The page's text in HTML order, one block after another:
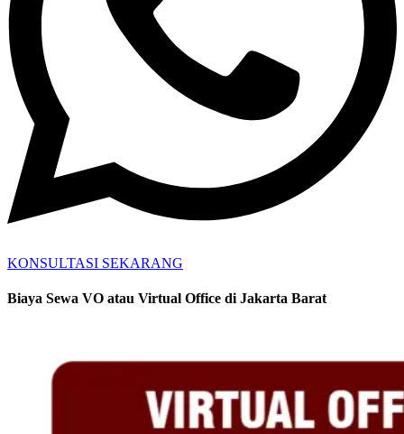
KONSULTASI SEKARANG
Biaya Sewa VO atau Virtual Office di Jakarta Barat